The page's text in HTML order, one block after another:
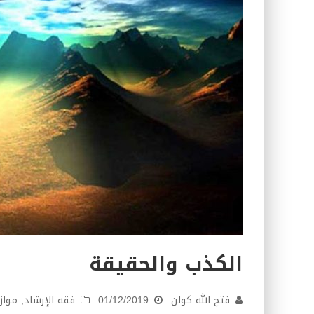
كتاب معراج الروح الصلاة: 32-مراتب الطهارة في الصلاة
الكذب والحقيقة
فتح الله كولن 01/12/2019 فقه الإرشاد,